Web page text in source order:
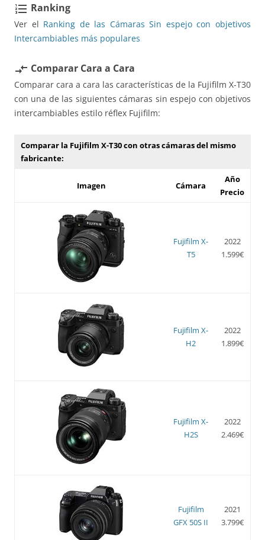
format_list_numbered Ranking
Ver el Ranking de las Cámaras Sin espejo con objetivos
Intercambiables más populares
compare_arrows Comparar Cara a Cara
Comparar cara a cara las características de la Fujifilm X-T30
con una de las siguientes cámaras sin espejo con objetivos
intercambiables estilo réflex Fujifilm:
Comparar la Fujifilm X-T30 con otras cámaras del mismo
fabricante:
Imagen Cámara
Año
Precio
Fujifilm X-
T5
2022
1.599€
Fujifilm X-
H2
2022
1.899€
Fujifilm X-
H2S
2022
2.469€
Fujifilm
GFX 50S II
2021
3.799€